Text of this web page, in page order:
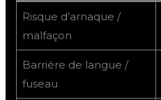
Risque d’arnaque /
malfaçon
Barrière de langue /
fuseau